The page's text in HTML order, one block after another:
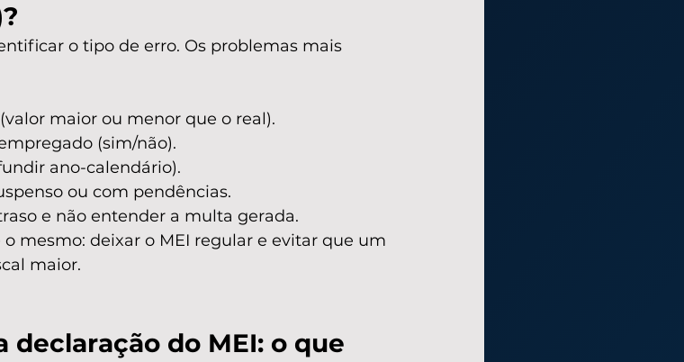
o tipo de erro. Os problemas mais
maior ou menor que o real).
(sim/não).
ano-calendário).
ou com pendências.
e não entender a multa gerada.
mesmo: deixar o MEI regular e evitar que um
maior.
do MEI: o que